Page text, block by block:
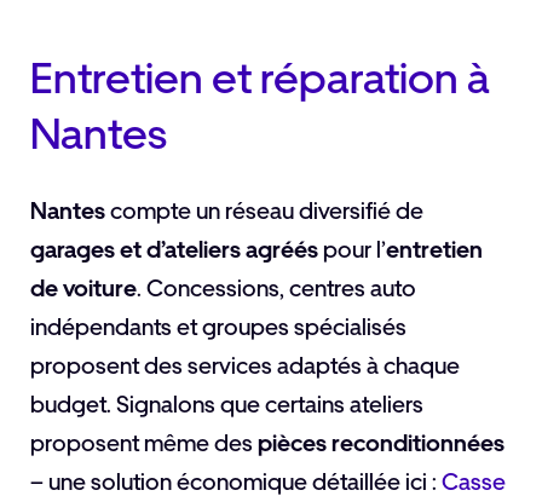
Entretien et réparation à
Nantes
Nantescompte un réseau diversifié de
garages et d’ateliers agréés pour l’entretien
de voiture. Concessions, centres auto
indépendants et groupes spécialisés
proposent des services adaptés à chaque
budget. Signalons que certains ateliers
proposent même des pièces reconditionnées
– une solution économique détaillée ici : Casse